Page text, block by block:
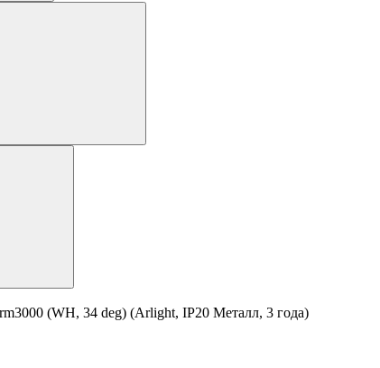
(WH, 34 deg) (Arlight, IP20 Металл, 3 года)